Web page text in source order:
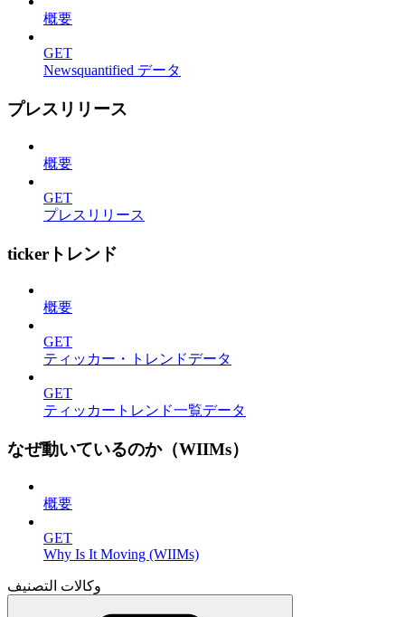
概要
GET
Newsquantified データ
プレスリリース
概要
GET
プレスリリース
tickerトレンド
概要
GET
ティッカー・トレンドデータ
GET
ティッカートレンド一覧データ
なぜ動いているのか（WIIMs）
概要
GET
Why Is It Moving (WIIMs)
وكالات التصنيف